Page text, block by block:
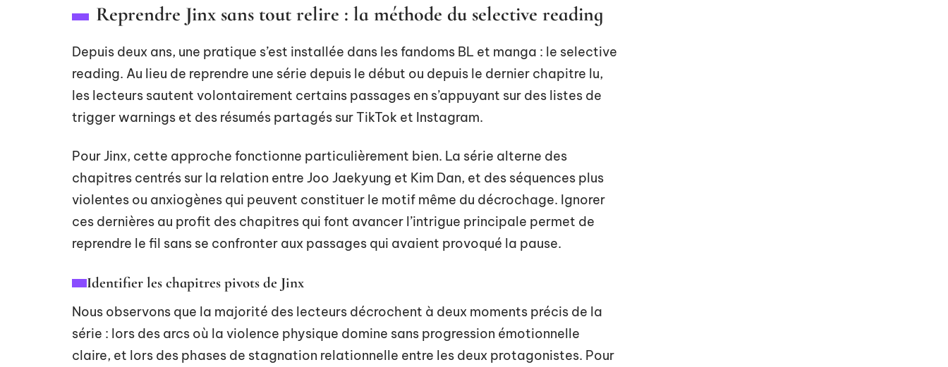
Reprendre Jinx sans tout relire : la méthode du selective reading
Depuis deux ans, une pratique s’est installée dans les fandoms BL et manga : le selective
reading. Au lieu de reprendre une série depuis le début ou depuis le dernier chapitre lu,
les lecteurs sautent volontairement certains passages en s’appuyant sur des listes de
trigger warnings et des résumés partagés sur TikTok et Instagram.
Pour Jinx, cette approche fonctionne particulièrement bien. La série alterne des
chapitres centrés sur la relation entre Joo Jaekyung et Kim Dan, et des séquences plus
violentes ou anxiogènes qui peuvent constituer le motif même du décrochage. Ignorer
ces dernières au profit des chapitres qui font avancer l’intrigue principale permet de
reprendre le fil sans se confronter aux passages qui avaient provoqué la pause.
Identifier les chapitres pivots de Jinx
Nous observons que la majorité des lecteurs décrochent à deux moments précis de la
série : lors des arcs où la violence physique domine sans progression émotionnelle
claire, et lors des phases de stagnation relationnelle entre les deux protagonistes. Pour